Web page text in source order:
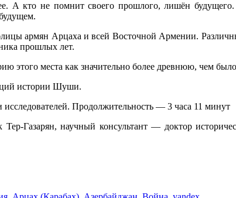
кто не помнит своего прошлого, лишён будущего.
армян Арцаха и всей Восточной Армении.
прошлых лет.
места как значительно более древнюю, чем было
истории Шуши.
Продолжительность — 3 часа 11 минут
Газарян, научный консультант — доктор